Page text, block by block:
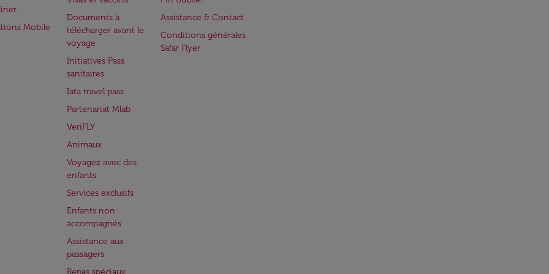
Mobile
Documents à
télécharger avant le
voyage
Initiatives Pass
sanitaires
Iata travel pass
Partenariat Mlab
VeriFLY
Animaux
Voyagez avec des
enfants
Services exclusifs
Enfants non
accompagnés
Assistance aux
passagers
Repas spéciaux
Assistance & Contact
Conditions générales
Safar Flyer